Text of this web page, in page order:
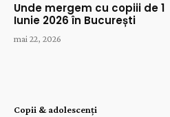
Unde mergem cu copiii de 1
Iunie 2026 în București
mai 22, 2026
Copii & adolescenți